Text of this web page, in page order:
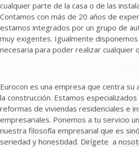
cualquier parte de la casa o de las
Contamos con más de 20 años de
estamos integrados por un grupo de
muy exigentes. Igualmente
necesaria para poder realizar cualquier
Eurocon es una empresa que centra su
la construcción. Estamos
reformas de viviendas residenciales e
empresariales. Ponemos a tu servicio
nuestra filosofía empresarial que es
seriedad y honestidad. Dirígete a